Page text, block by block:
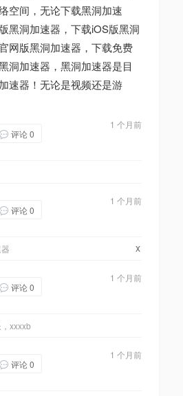
空间，无论下载黑洞加速
黑洞加速器，下载iOS版黑洞
网版黑洞加速器，下载免费
洞加速器，黑洞加速器是目
速器！无论是视频还是游
1 个月前
评论 0
1 个月前
评论 0
x
1 个月前
评论 0
xxxxb
1 个月前
评论 0